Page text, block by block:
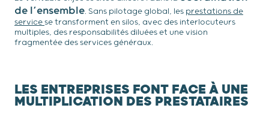
de l’ensemble. Sans pilotage global, les prestations de
service se transforment en silos, avec des interlocuteurs
multiples, des responsabilités diluées et une vision
fragmentée des services généraux.
LES ENTREPRISES FONT FACE À UNE
MULTIPLICATION DES PRESTATAIRES